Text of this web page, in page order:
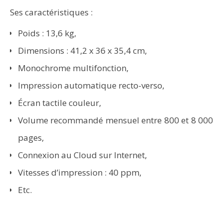
Ses caractéristiques :
Poids : 13,6 kg,
Dimensions : 41,2 x 36 x 35,4 cm,
Monochrome multifonction,
Impression automatique recto-verso,
Écran tactile couleur,
Volume recommandé mensuel entre 800 et 8 000
pages,
Connexion au Cloud sur Internet,
Vitesses d’impression : 40 ppm,
Etc.